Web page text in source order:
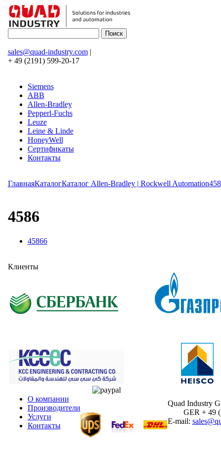
sales@quad-industry.com|
+ 49 (2191) 599-20-17
Siemens
ABB
Allen-Bradley
Pepperl-Fuchs
Leuze
Leine & Linde
HoneyWell
Сертификаты
Контакты
ГлавнаяКаталогКаталог Allen-Bradley | Rockwell Automation458
4586
45866
Клиенты
О компании
Производители
Услуги
Контакты
Quad Industry
GER + 49
E-mail: